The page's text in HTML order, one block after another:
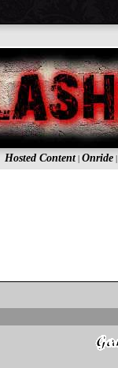
Hosted Content| Onride|